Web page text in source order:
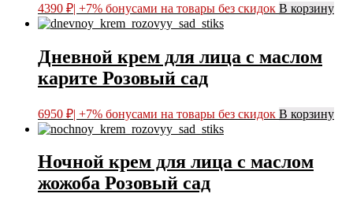
4390 ₽| +7% бонусами на товары без скидок В корзину
Дневной крем для лица с маслом
карите Розовый сад
6950 ₽| +7% бонусами на товары без скидок В корзину
Ночной крем для лица с маслом
жожоба Розовый сад